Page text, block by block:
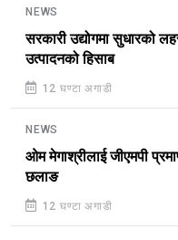
NEWS
सरकारी उद्योगमा सुधारको
उत्पादनको हिसाब
12 घण्टा अगाडी
NEWS
ओम मेगाश्रीलाई जीएमपी
छलाङ
12 घण्टा अगाडी